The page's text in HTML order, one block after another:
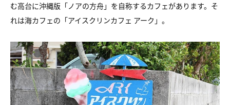
む高台に沖縄版「ノアの方舟」を自称するカフェがあります。そ
れは海カフェの「アイスクリンカフェ アーク」。